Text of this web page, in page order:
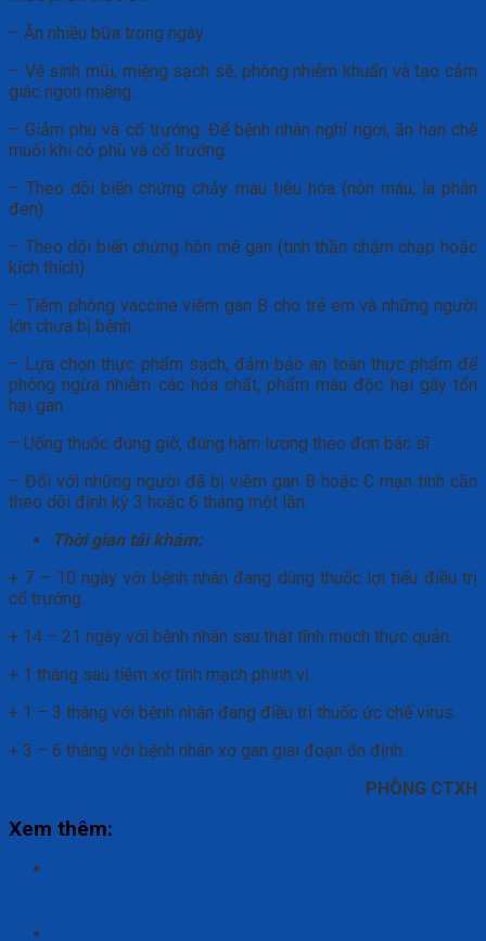
– Ăn nhiều bữa trong ngày.
– Vệ sinh mũi, miệng sạch sẽ, phòng nhiễm khuẩn và tạo cảm
giác ngon miệng.
– Giảm phù và cổ trướng: Để bệnh nhân nghỉ ngơi, ăn hạn chế
muối khi có phù và cổ trướng.
– Theo dõi biến chứng chảy máu tiêu hóa (nôn máu, ỉa phân
đen).
– Theo dõi biến chứng hôn mê gan (tinh thần chậm chạp hoặc
kích thích).
– Tiêm phòng vaccine viêm gan B cho trẻ em và những người
lớn chưa bị bệnh.
– Lựa chọn thực phẩm sạch, đảm bảo an toàn thực phẩm để
phòng ngừa nhiễm các hóa chất, phẩm màu độc hại gây tổn
hại gan.
– Uống thuốc đúng giờ, đúng hàm lượng theo đơn bác sĩ
– Đối với những người đã bị viêm gan B hoặc C mạn tính cần
theo dõi định kỳ 3 hoặc 6 tháng một lần.
Thời gian tái khám:
+ 7 – 10 ngày với bệnh nhân đang dùng thuốc lợi tiểu điều trị
cổ trướng.
+ 14 – 21 ngày với bệnh nhân sau thắt tĩnh mạch thực quản.
+ 1 tháng sau tiêm xơ tĩnh mạch phình vị.
+ 1 – 3 tháng với bệnh nhân đang điều trị thuốc ức chế virus.
+ 3 – 6 tháng với bệnh nhân xơ gan giai đoạn ổn định.
PHÒNG CTXH
Xem thêm: